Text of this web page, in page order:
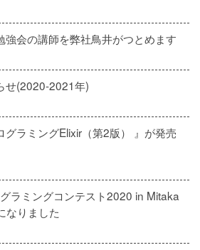
強会の講師を弊社鳥井がつとめます
せ(2020-2021年)
グラミングElixir（第2版） 』が発売
ラミングコンテスト2020 in Mitaka
なりました